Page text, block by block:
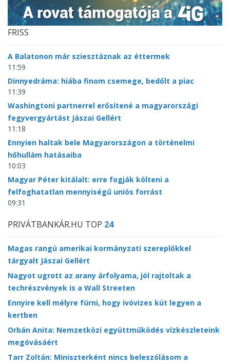
FRISS
A Balatonon már sziesztáznak az éttermek
11:59
Dinnyedráma: hiába finom csemege, bedőlt a piac
11:39
Washingtoni partnerrel erősítené a magyarországi
fegyvergyártást Jászai Gellért
11:18
Ennyien haltak bele Magyarországon a történelmi
hőhullám hatásaiba
10:03
Magyar Péter kitálalt: erre fogják költeni a
felfoghatatlan mennyiségű uniós forrást
09:31
PRIVÁTBANKÁR.HU TOP 24
Magas rangú amerikai kormányzati szereplőkkel
tárgyalt Jászai Gellért
Nagyot ugrott az arany árfolyama, jól rajtoltak a
techrészvények is a Wall Streeten
Ennyire kell mélyre fúrni, hogy ivóvizes kút legyen a
kertben
Orbán Anita: Nemzetközi együttműködés vízkészleteink
megóvásáért
Tarr Zoltán: Miniszterként nincs beleszólásom a